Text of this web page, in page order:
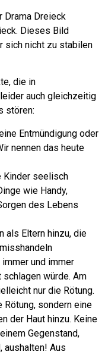
Dieses Bild
sich nicht zu stabilen
die in
auch gleichzeitig
stören:
Entmündigung oder
nennen das heute
Kinder seelisch
wie Handy,
des Lebens
als Eltern hinzu, die
und immer
würde. Am
nur die Rötung.
sondern eine
der Haut hinzu. Keine
Gegenstand,
aushalten! Aus